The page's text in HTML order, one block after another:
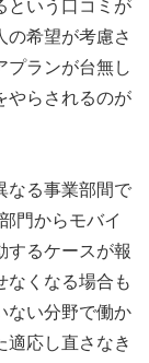
という口コミが
の希望が考慮さ
プランが台無し
やらされるのが
なる事業部間で
門からモバイ
するケースが報
なくなる場合も
ない分野で働か
適応し直さなき